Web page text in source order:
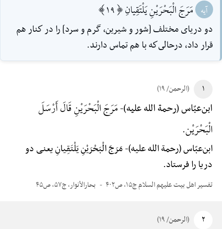
آیه مَرَجَ الْبَحْرَيْنِ يَلْتَقِيانِ [19]
دو درياى مختلف [شور و شيرين، گرم و سرد] را در كنار هم
قرار داد، درحالى‌كه با هم تماس دارند.
۱ (الرحمن/ ۱۹)
ابن‌عبّاس (رحمة الله علیه)-مَرَجَ الْبَحْرَیْنِ قَالَ أَرْسَلَ
الْبَحْرَیْن.
ابن‌عبّاس (رحمة الله علیه)-مَرَجَ الْبَحْرَیْنِ یَلْتَقِیانِ یعنی دو
دریا را فرستاد.
تفسیر اهل بیت علیهم السلام ج۱۵، ص۴۰۲ بحارالأنوار، ج۵۷، ص۴۵
۲ (الرحمن/ ۱۹)